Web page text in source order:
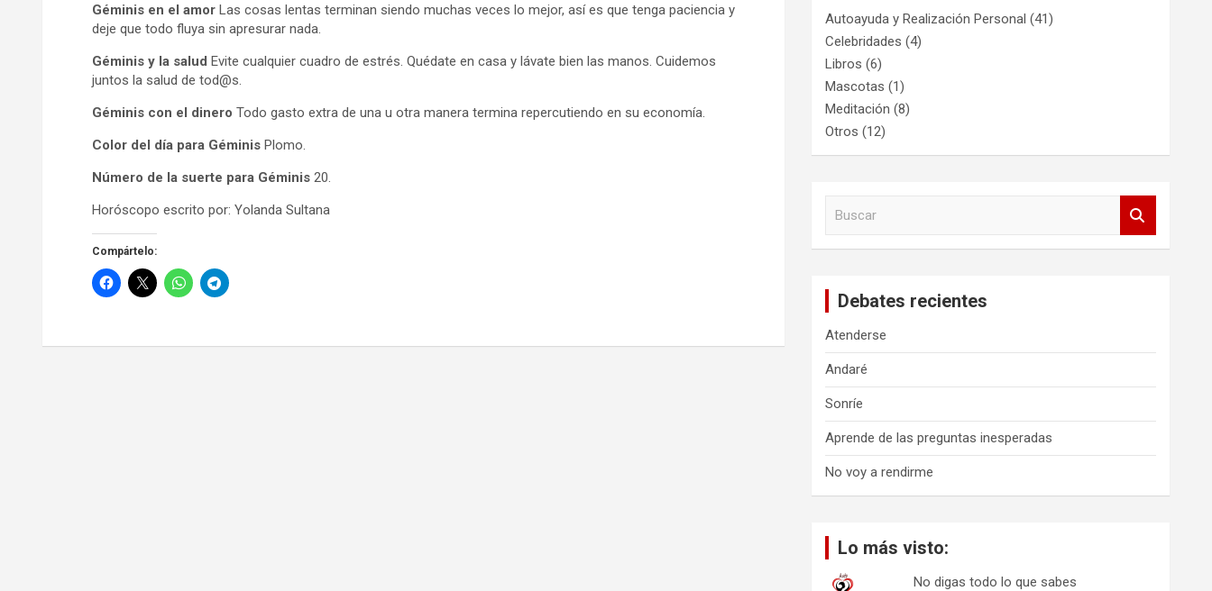
Géminis en el amor Las cosas lentas terminan siendo muchas veces lo mejor, así es que tenga paciencia y
deje que todo fluya sin apresurar nada.
Géminis y la salud Evite cualquier cuadro de estrés. Quédate en casa y lávate bien las manos. Cuidemos
juntos la salud de tod@s.
Géminis con el dinero Todo gasto extra de una u otra manera termina repercutiendo en su economía.
Color del día para Géminis Plomo.
Número de la suerte para Géminis 20.
Horóscopo escrito por: Yolanda Sultana
Compártelo:
Autoayuda y Realización Personal (41)
Celebridades (4)
Libros (6)
Mascotas (1)
Meditación (8)
Otros (12)
Debates recientes
Atenderse
Andaré
Sonríe
Aprende de las preguntas inesperadas
No voy a rendirme
Lo más visto:
No digas todo lo que sabes